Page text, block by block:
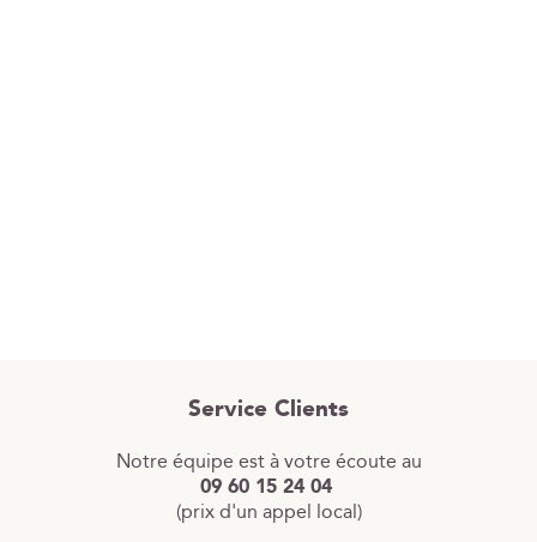
Service Clients
Notre équipe est à votre écoute au
09 60 15 24 04
(prix d'un appel local)